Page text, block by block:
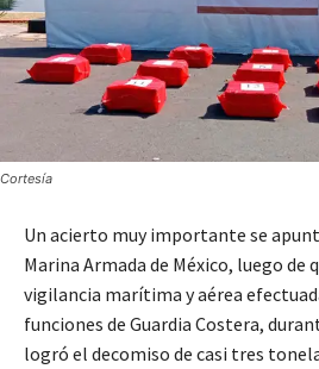
Cortesía
Un acierto muy importante se
Marina Armada de México, luego de
vigilancia marítima y aérea
funciones de Guardia Costera,
logró el decomiso de casi tres